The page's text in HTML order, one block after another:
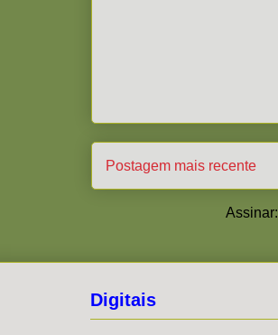
Postagem mais recente
Assinar:
Digitais